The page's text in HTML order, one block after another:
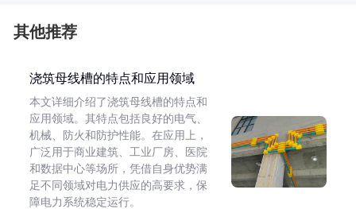
其他推荐
浇筑母线槽的特点和应用领域
本文详细介绍了浇筑母线槽的特点和
应用领域。其特点包括良好的电气、
机械、防火和防护性能。在应用上，
广泛用于商业建筑、工业厂房、医院
和数据中心等场所，凭借自身优势满
足不同领域对电力供应的高要求，保
障电力系统稳定运行。